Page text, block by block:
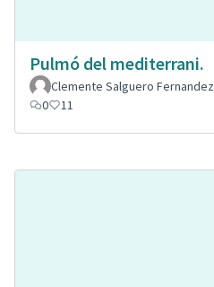
Pulmó del mediterrani.
Clemente Salguero Fernandez
0
11